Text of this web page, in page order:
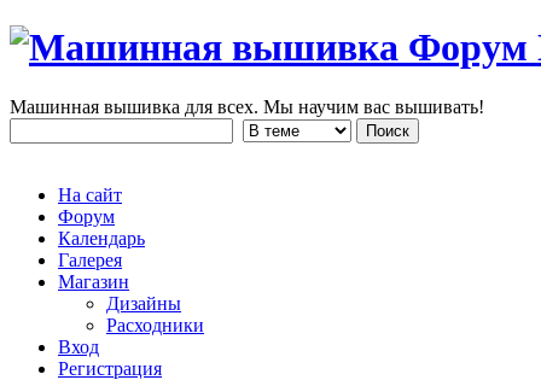
Машинная вышивка для всех. Мы научим вас вышивать!
На сайт
Форум
Календарь
Галерея
Магазин
Дизайны
Расходники
Вход
Регистрация